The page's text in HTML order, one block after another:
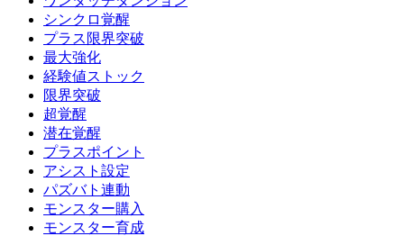
シンクロ覚醒
プラス限界突破
最大強化
経験値ストック
限界突破
超覚醒
潜在覚醒
プラスポイント
アシスト設定
パズバト連動
モンスター購入
モンスター育成